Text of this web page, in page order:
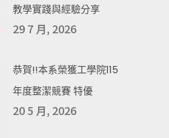
教學實踐與經驗分享
29 7 月, 2026
恭賀!!本系榮獲工學院115
年度整潔競賽 特優
20 5 月, 2026